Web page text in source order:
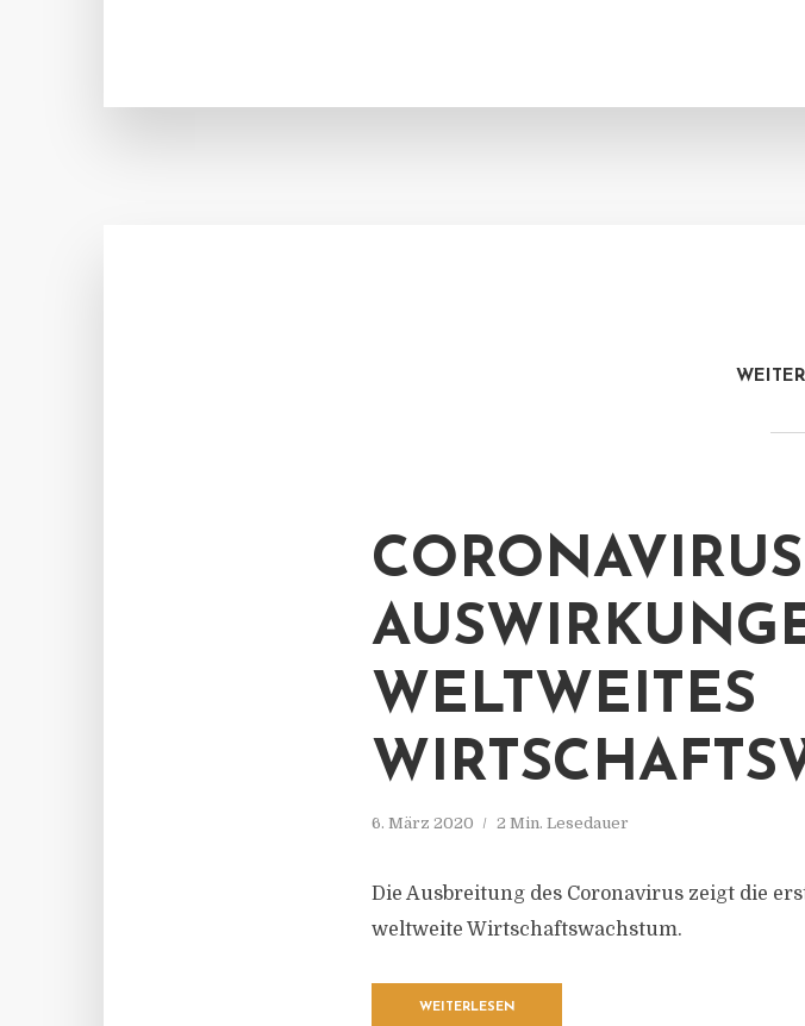
WELTWEITES
6. März 2020 2 Min. Lesedauer
Die Ausbreitung des Coronavirus zeigt die
weltweite Wirtschaftswachstum.
WEITERLESEN